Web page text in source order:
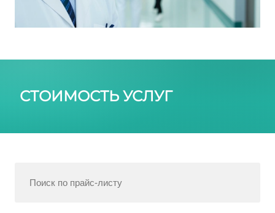
СТОИМОСТЬ УСЛУГ